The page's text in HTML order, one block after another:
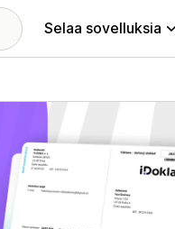
Selaa sovelluksia